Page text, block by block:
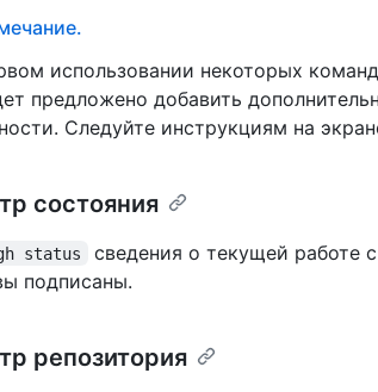
использовании некоторых
предложено добавить
Следуйте инструкциям на
состояния
status
сведения о текущей работе
подписаны.
репозитория